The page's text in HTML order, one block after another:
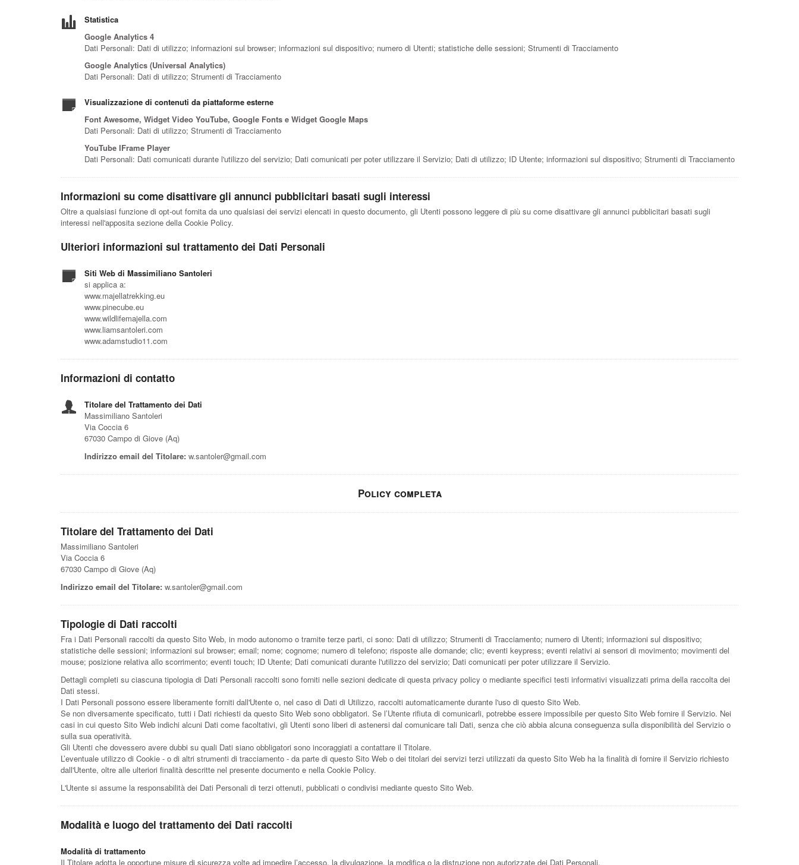
Statistica
Google Analytics 4
Dati Personali: Dati di utilizzo; informazioni sul browser; informazioni sul dispositivo; numero di Utenti; statistiche delle sessioni; Strumenti di Tracciamento
Google Analytics (Universal Analytics)
Dati Personali: Dati di utilizzo; Strumenti di Tracciamento
Visualizzazione di contenuti da piattaforme esterne
Font Awesome, Widget Video YouTube, Google Fonts e Widget Google Maps
Dati Personali: Dati di utilizzo; Strumenti di Tracciamento
YouTube IFrame Player
Dati Personali: Dati comunicati durante l'utilizzo del servizio; Dati comunicati per poter utilizzare il Servizio; Dati di utilizzo; ID Utente; informazioni sul dispositivo; Strumenti di Tracciamento
Informazioni su come disattivare gli annunci pubblicitari basati sugli interessi
Oltre a qualsiasi funzione di opt-out fornita da uno qualsiasi dei servizi elencati in questo documento, gli Utenti possono leggere di più su come disattivare gli annunci pubblicitari basati sugli
interessi nell'apposita sezione della Cookie Policy.
Ulteriori informazioni sul trattamento dei Dati Personali
Siti Web di Massimiliano Santoleri
si applica a:
www.majellatrekking.eu
www.pinecube.eu
www.wildlifemajella.com
www.liamsantoleri.com
www.adamstudio11.com
Informazioni di contatto
Titolare del Trattamento dei Dati
Massimiliano Santoleri
Via Coccia 6
67030 Campo di Giove (Aq)
Indirizzo email del Titolare: w.santoler@gmail.com
Policy completa
Titolare del Trattamento dei Dati
Massimiliano Santoleri
Via Coccia 6
67030 Campo di Giove (Aq)
Indirizzo email del Titolare: w.santoler@gmail.com
Tipologie di Dati raccolti
Fra i Dati Personali raccolti da questo Sito Web, in modo autonomo o tramite terze parti, ci sono: Dati di utilizzo; Strumenti di Tracciamento; numero di Utenti; informazioni sul dispositivo;
statistiche delle sessioni; informazioni sul browser; email; nome; cognome; numero di telefono; risposte alle domande; clic; eventi keypress; eventi relativi ai sensori di movimento; movimenti del
mouse; posizione relativa allo scorrimento; eventi touch; ID Utente; Dati comunicati durante l'utilizzo del servizio; Dati comunicati per poter utilizzare il Servizio.
Dettagli completi su ciascuna tipologia di Dati Personali raccolti sono forniti nelle sezioni dedicate di questa privacy policy o mediante specifici testi informativi visualizzati prima della raccolta dei
Dati stessi.
I Dati Personali possono essere liberamente forniti dall'Utente o, nel caso di Dati di Utilizzo, raccolti automaticamente durante l'uso di questo Sito Web.
Se non diversamente specificato, tutti i Dati richiesti da questo Sito Web sono obbligatori. Se l’Utente rifiuta di comunicarli, potrebbe essere impossibile per questo Sito Web fornire il Servizio. Nei
casi in cui questo Sito Web indichi alcuni Dati come facoltativi, gli Utenti sono liberi di astenersi dal comunicare tali Dati, senza che ciò abbia alcuna conseguenza sulla disponibilità del Servizio o
sulla sua operatività.
Gli Utenti che dovessero avere dubbi su quali Dati siano obbligatori sono incoraggiati a contattare il Titolare.
L’eventuale utilizzo di Cookie - o di altri strumenti di tracciamento - da parte di questo Sito Web o dei titolari dei servizi terzi utilizzati da questo Sito Web ha la finalità di fornire il Servizio richiesto
dall'Utente, oltre alle ulteriori finalità descritte nel presente documento e nella Cookie Policy.
L'Utente si assume la responsabilità dei Dati Personali di terzi ottenuti, pubblicati o condivisi mediante questo Sito Web.
Modalità e luogo del trattamento dei Dati raccolti
Modalità di trattamento
Il Titolare adotta le opportune misure di sicurezza volte ad impedire l’accesso, la divulgazione, la modifica o la distruzione non autorizzate dei Dati Personali.